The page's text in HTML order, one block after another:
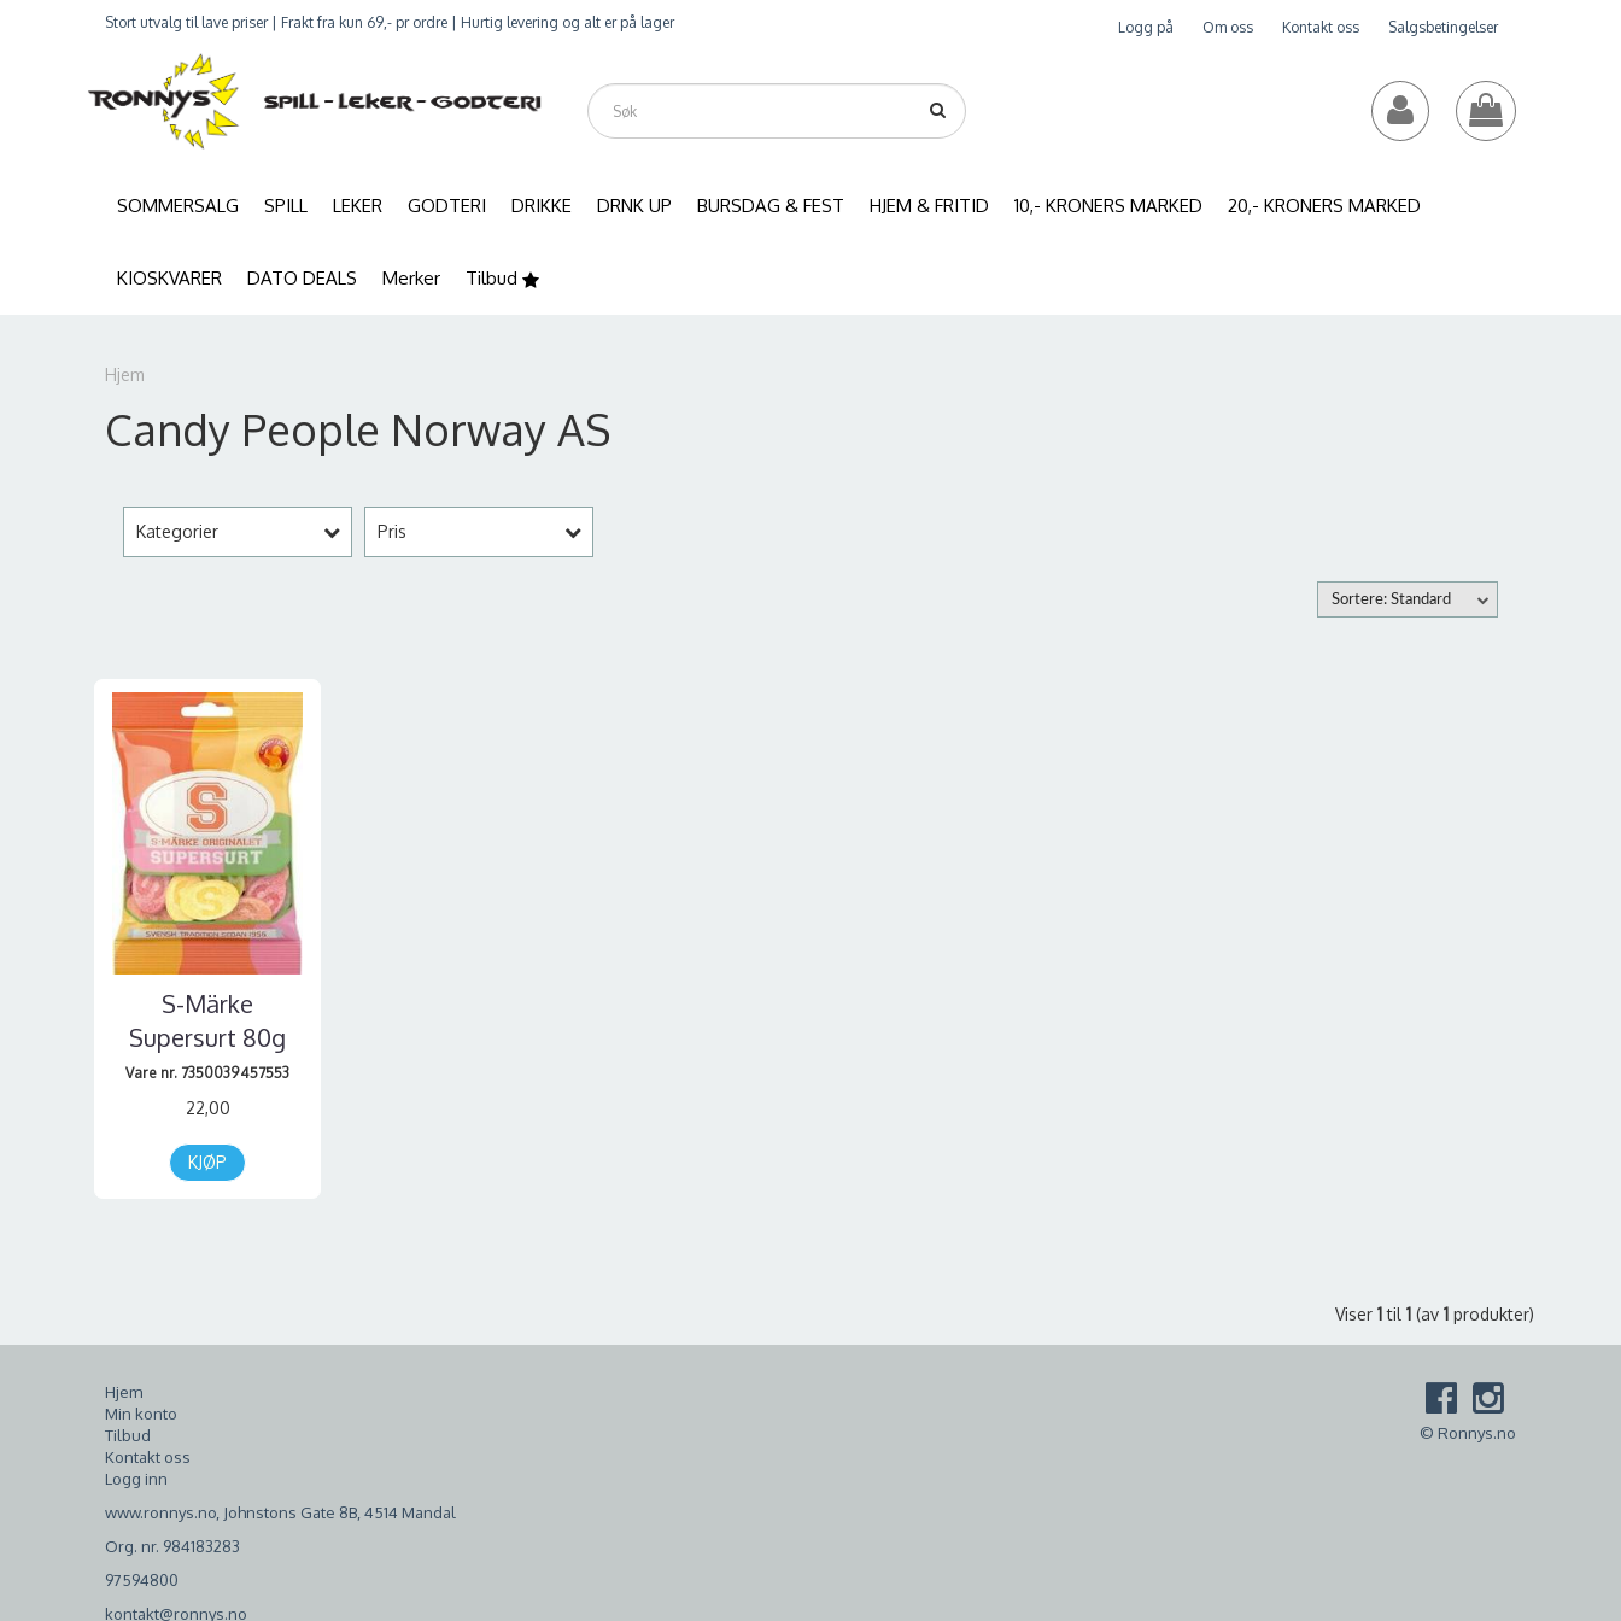
Stort utvalg til lave priser | Frakt fra kun 69,- pr ordre | Hurtig levering og alt er på lager Logg på Om oss Kontakt oss Salgsbetingelser
SOMMERSALG SPILL LEKER GODTERI DRIKKE DRNK UP BURSDAG & FEST HJEM & FRITID 10,- KRONERS MARKED 20,- KRONERS MARKED
KIOSKVARER DATO DEALS Merker Tilbud
Hjem
Candy People Norway AS
Kategorier Pris
Sortere: Standard
S-Märke
Supersurt 80g
Vare nr. 7350039457553
22,00
KJØP
Viser 1til 1 (av 1 produkter)
Hjem
Min konto
Tilbud
Kontakt oss
Logg inn
www.ronnys.no, Johnstons Gate 8B, 4514 Mandal
Org. nr. 984183283
97594800
kontakt@ronnys.no
© Ronnys.no